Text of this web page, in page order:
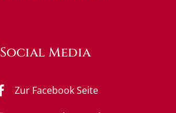
Social Media
Zur Facebook Seite